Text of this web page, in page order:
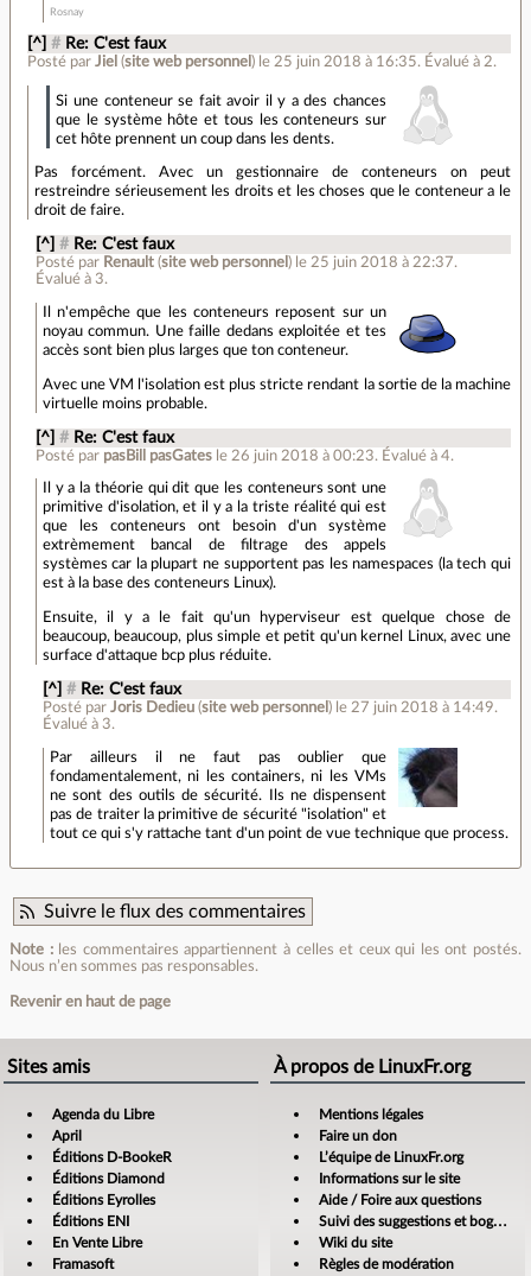
Rosnay
[^] # Re: C'est faux
Posté parJiel (site web personnel ) le 25 juin 2018 à 16:35. Évalué à 2.
Si une conteneur se fait avoir il y a des chances
que le système hôte et tous les conteneurs sur
cet hôte prennent un coup dans les dents.
Pas forcément. Avec un gestionnaire de conteneurs on peut
restreindre sérieusement les droits et les choses que le conteneur a le
droit de faire.
[^] # Re: C'est faux
Posté par Renault(site web personnel ) le 25 juin 2018 à 22:37.
Évalué à 3.
Il n'empêche que les conteneurs reposent sur un
noyau commun. Une faille dedans exploitée et tes
accès sont bien plus larges que ton conteneur.
Avec une VM l'isolation est plus stricte rendant la sortie de la machine
virtuelle moins probable.
[^] # Re: C'est faux
Posté par pasBill pasGates le 26 juin 2018 à 00:23. Évalué à 4.
Il y a la théorie qui dit que les conteneurs sont une
primitive d'isolation, et il y a la triste réalité qui est
que les conteneurs ont besoin d'un système
extrèmement bancal de filtrage des appels
systèmes car la plupart ne supportent pas les namespaces (la tech qui
est à la base des conteneurs Linux).
Ensuite, il y a le fait qu'un hyperviseur est quelque chose de
beaucoup, beaucoup, plus simple et petit qu'un kernel Linux, avec une
surface d'attaque bcp plus réduite.
[^] # Re: C'est faux
Posté parJoris Dedieu (site web personnel ) le 27 juin 2018 à 14:49.
Évalué à 3.
Par ailleurs il ne faut pas oublier que
fondamentalement, ni les containers, ni les VMs
ne sont des outils de sécurité. Ils ne dispensent
pas de traiter la primitive de sécurité "isolation" et
tout ce qui s'y rattache tant d'un point de vue technique que process.
Suivre le flux des commentaires
Note :les commentaires appartiennent à celles et ceux qui les ont postés.
Nous n’en sommes pas responsables.
Revenir en haut de page
Sites amis
Agenda du Libre
April
Éditions D-BookeR
Éditions Diamond
Éditions Eyrolles
Éditions ENI
En Vente Libre
Framasoft
À propos de LinuxFr.org
Mentions légales
Faire un don
L’équipe de LinuxFr.org
Informations sur le site
Aide / Foire aux questions
Suivi des suggestions et bogues
Wiki du site
Règles de modération